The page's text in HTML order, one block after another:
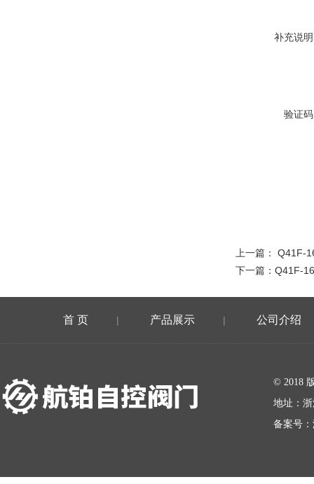
补充说
验证
上一篇： Q41F-
下一篇： Q41F-
首 页 | 产品展示 | 公司介绍
© 2018
地址：
备案号：